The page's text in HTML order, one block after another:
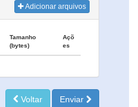
Adicionar arquivos
Tamanho
(bytes)
Açõ
es
Voltar Enviar